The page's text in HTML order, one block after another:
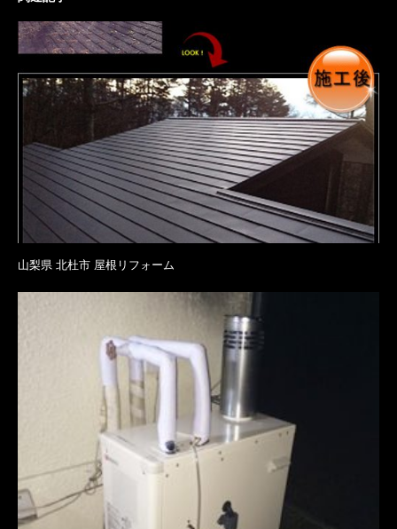
山梨県 北杜市 屋根リフォーム